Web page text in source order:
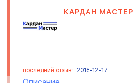
КАРДАН МАСТЕР
последний отзыв: 2018-12-17